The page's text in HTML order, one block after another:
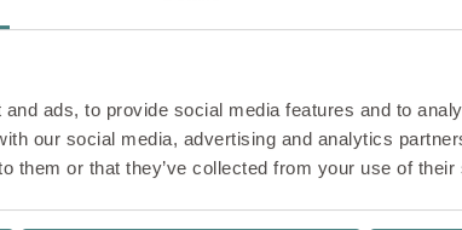
ads, to provide social media features and to
our social media, advertising and analytics
them or that they’ve collected from your use of